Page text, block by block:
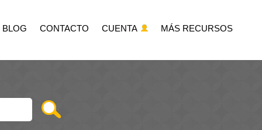
BLOG CONTACTO CUENTA MÁS RECURSOS